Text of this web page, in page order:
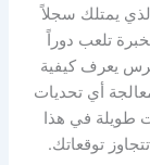
يمتلك سجلاً
تلعب دوراً
يعرف كيفية
أي تحديات
طويلة في هذا
توقعاتك.